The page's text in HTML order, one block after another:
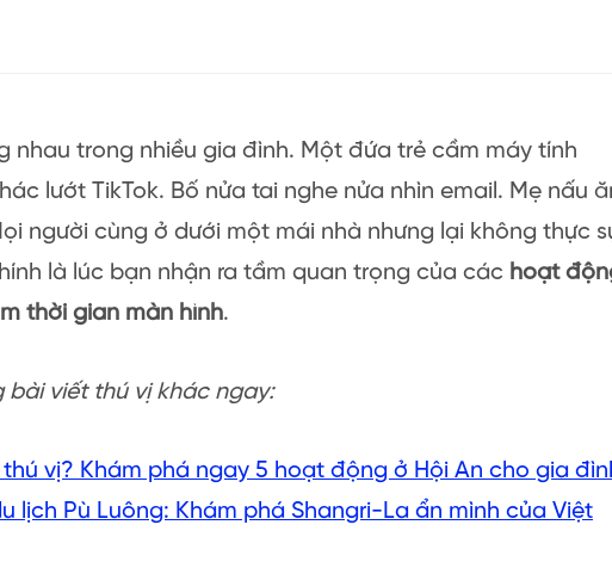
nhau trong nhiều gia đình. Một đứa trẻ cầm máy tính
lướt TikTok. Bố nửa tai nghe nửa nhìn email. Mẹ nấu
người cùng ở dưới một mái nhà nhưng lại không thực
là lúc bạn nhận ra tầm quan trọng của các hoạt
thời gian màn hình.
bài viết thú vị khác ngay:
thú vị? Khám phá ngay 5 hoạt động ở Hội An cho gia
lịch Pù Luông: Khám phá Shangri-La ẩn mình của Việt